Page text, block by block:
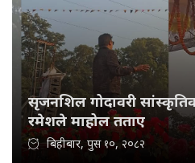
सृजनशिल गोदावरी
रमेशले माहोल तताए
बिहीबार, पुस १०, २०८२